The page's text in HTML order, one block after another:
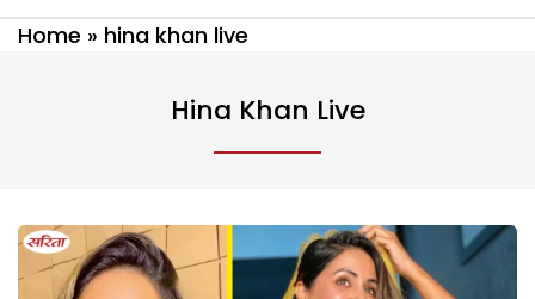
Home » hina khan live
Hina Khan Live